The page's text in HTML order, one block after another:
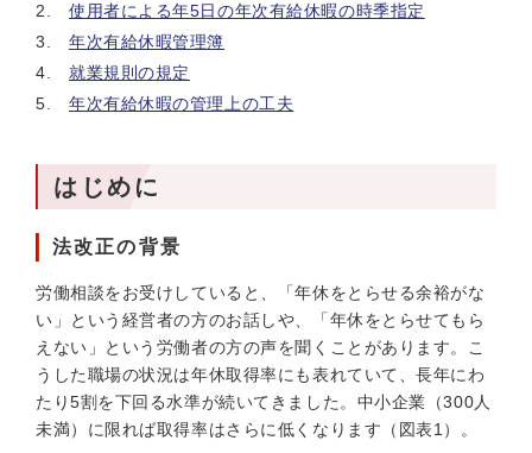
使用者による年5日の年次有給休暇の時季指定
年次有給休暇管理簿
就業規則の規定
年次有給休暇の管理上の工夫
はじめに
法改正の背景
労働相談をお受けしていると、「年休をとらせる余裕がな
い」という経営者の方のお話しや、「年休をとらせてもら
えない」という労働者の方の声を聞くことがあります。こ
うした職場の状況は年休取得率にも表れていて、長年にわ
たり5割を下回る水準が続いてきました。中小企業（300人
未満）に限れば取得率はさらに低くなります（図表1）。